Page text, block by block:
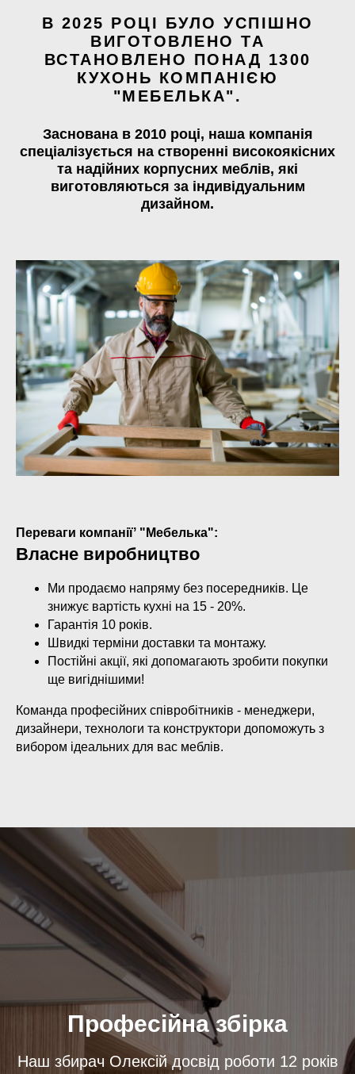
В 2025 РОЦІ БУЛО УСПІШНО
ВИГОТОВЛЕНО ТА
ВСТАНОВЛЕНО ПОНАД 1300
КУХОНЬ КОМПАНІЄЮ
"МЕБЕЛЬКА".
Заснована в 2010 році, наша компанія
спеціалізується на створенні високоякісних
та надійних корпусних меблів, які
виготовляються за індивідуальним
дизайном.
Переваги компаніїʼ "Мебелька":
Власне виробництво
Ми продаємо напряму без посередників. Це
знижує вартість кухні на 15 - 20%.
Гарантія 10 років.
Швидкі терміни доставки та монтажу.
Постійні акції, які допомагають зробити покупки
ще вигіднішими!
Команда професійних співробітників - менеджери,
дизайнери, технологи та конструктори допоможуть з
вибором ідеальних для вас меблів.
Професійна збірка
Наш збирач Олексій досвід роботи 12 років